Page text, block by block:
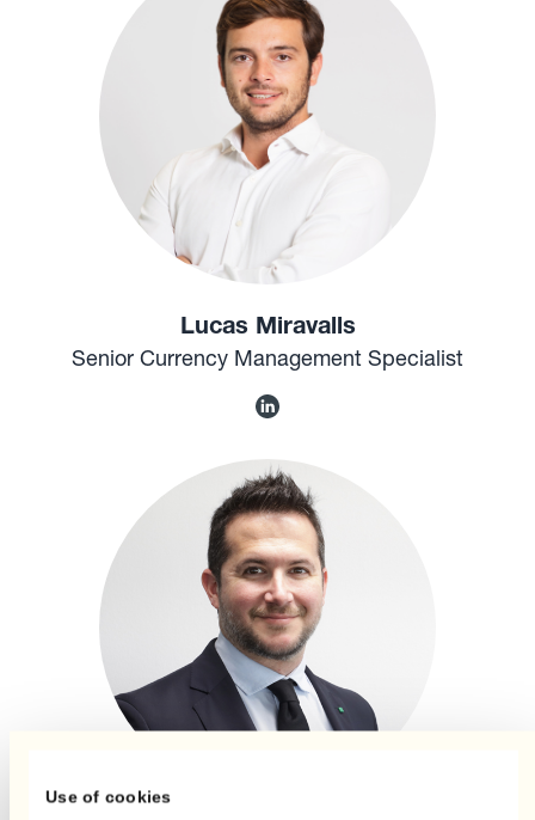
Use of cookies
Lucas Miravalls
Senior Currency Management Specialist